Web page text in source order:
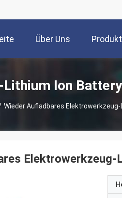
Über Uns
Ion
Wieder Aufladbares